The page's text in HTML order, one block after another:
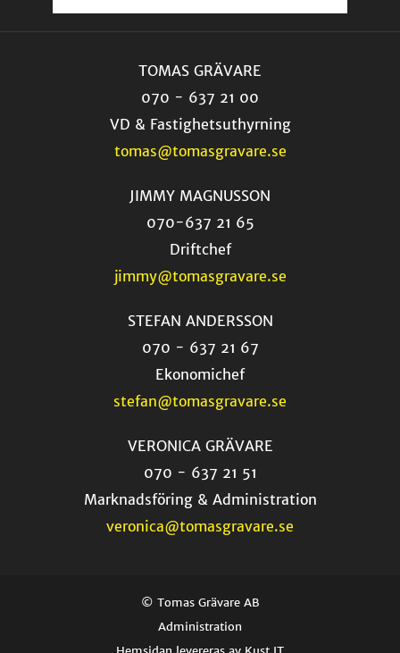
TOMAS GRÄVARE
070 - 637 21 00
VD & Fastighetsuthyrning
tomas@tomasgravare.se
JIMMY MAGNUSSON
070-637 21 65
Driftchef
jimmy@tomasgravare.se
STEFAN ANDERSSON
070 - 637 21 67
Ekonomichef
stefan@tomasgravare.se
VERONICA GRÄVARE
070 - 637 21 51
Marknadsföring & Administration
veronica@tomasgravare.se
© Tomas Grävare AB
Administration